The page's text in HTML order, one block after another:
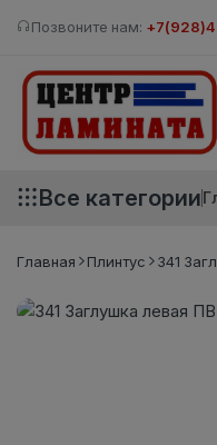
Позвоните нам:
Все категории
Главная Плинтус 341